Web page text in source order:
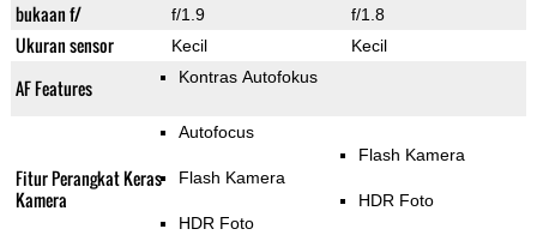
bukaan f/ f/1.9 f/1.8
Ukuran sensor Kecil Kecil
AF Features Kontras Autofokus
Fitur Perangkat Keras
Kamera
Autofocus
Flash Kamera
HDR Foto
Flash Kamera
HDR Foto